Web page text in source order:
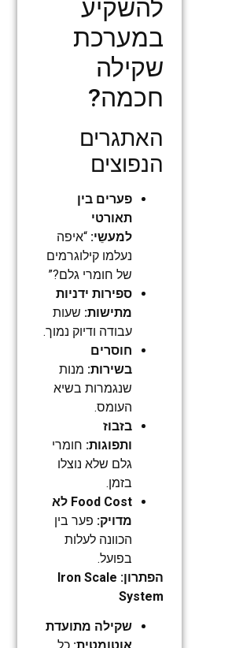
להשקיע
במערכת
שקילה
חכמה?
האתגרים
הנפוצים
פערים בין
תאורטי
למעשֵי: “איפה
נעלמו קילוגרמים
של חומרי גלם?”
ספירות ידניות
מתישות: שעות
עבודה ודיוק נמוך.
חוסרים
בשירות: מנות
שנגמרות בשיא
העומס.
בזבוז
ותפוגות: חומרי
גלם שלא נוצלו
בזמן.
Food Cost לא
מדויק: פער בין
הכוונה לעלות
בפועל.
הפתרון: Iron Scale
System
שקילה מתועדת